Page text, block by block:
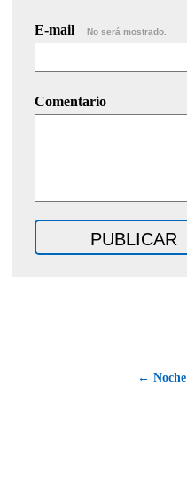
E-mail No será mostrado.
Comentario
← Noche